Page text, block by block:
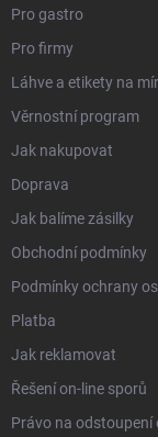
Pro gastro
Pro firmy
Láhve a etikety na
Věrnostní program
Jak nakupovat
Doprava
Jak balíme zásilky
Obchodní podmínky
Podmínky ochrany
Platba
Jak reklamovat
Řešení on-line sporů
Právo na odstoupení